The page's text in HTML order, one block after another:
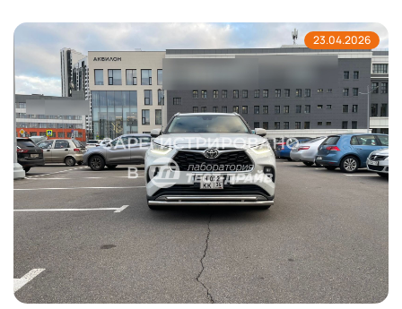
23.04.2026